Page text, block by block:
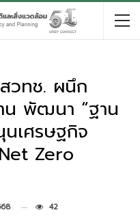
วทช. ผนึก
น พัฒนา “ฐาน
เศรษฐกิจ
Zero
42